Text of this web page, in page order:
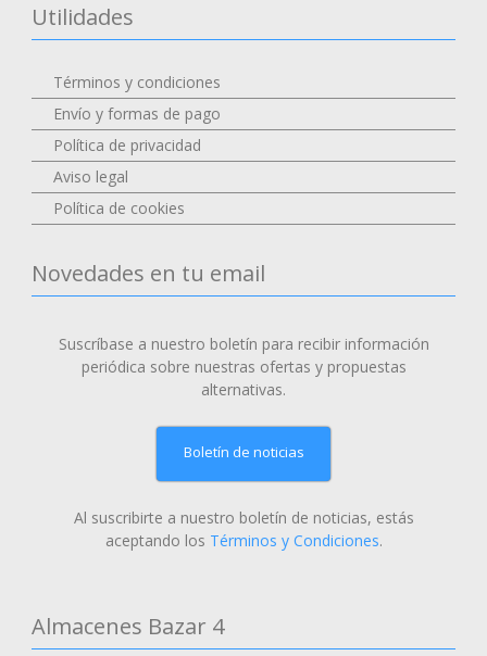
Utilidades
Términos y condiciones
Envío y formas de pago
Política de privacidad
Aviso legal
Política de cookies
Novedades en tu email
Suscríbase a nuestro boletín para recibir información
periódica sobre nuestras ofertas y propuestas
alternativas.
Boletín de noticias
Al suscribirte a nuestro boletín de noticias, estás
aceptando los Términos y Condiciones.
Almacenes Bazar 4